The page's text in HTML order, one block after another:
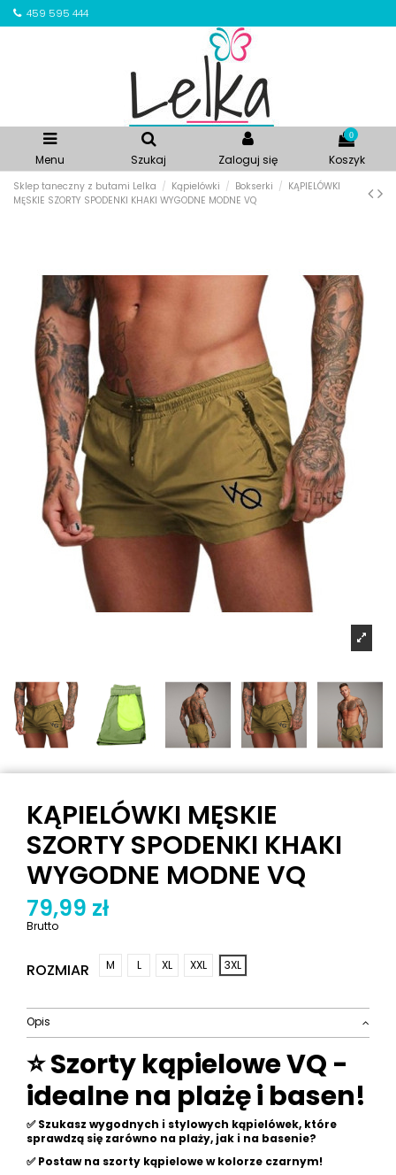
459 595 444
Menu Szukaj Zaloguj się
0
Koszyk
Sklep taneczny z butami Lelka Kąpielówki Bokserki
KĄPIELÓWKI
MĘSKIE SZORTY SPODENKI KHAKI WYGODNE MODNE VQ
KĄPIELÓWKI MĘSKIE
SZORTY SPODENKI KHAKI
WYGODNE MODNE VQ
79,99 zł
Brutto
ROZMIAR M L XL XXL 3XL
Opis
⭐ Szorty kąpielowe VQ -
idealne na plażę i basen!
✅ Szukasz wygodnych i stylowych kąpielówek, które
sprawdzą się zarówno na plaży, jak i na basenie?
✅ Postaw na szorty kąpielowe w kolorze czarnym!